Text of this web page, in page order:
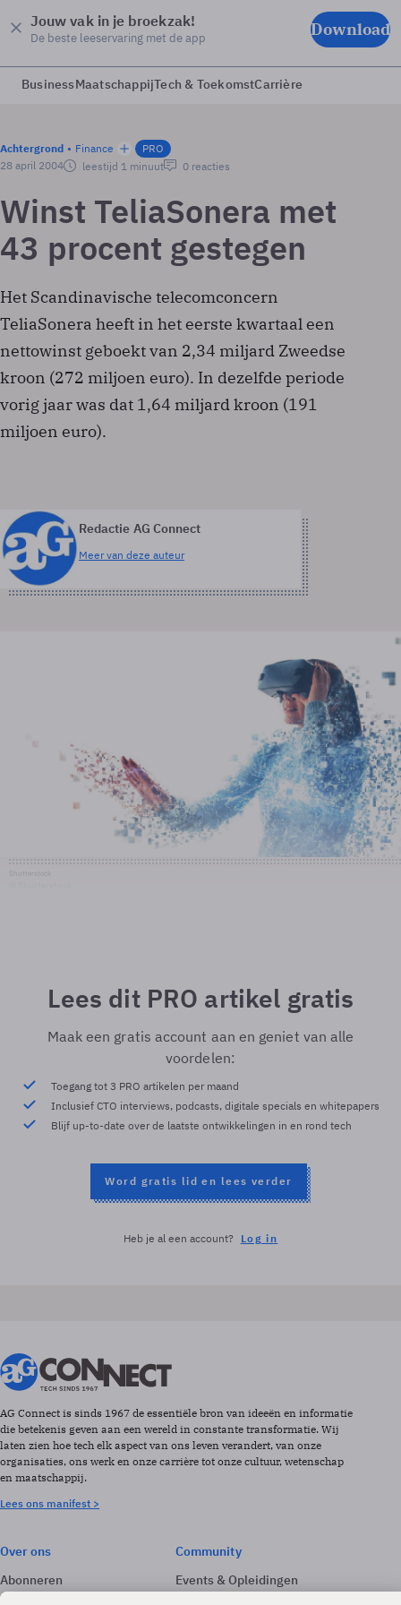
Jouw vak in je broekzak!
De beste leeservaring met de app Download
BusinessMaatschappijTech & ToekomstCarrière
Achtergrond Finance
PRO
28 april 2004
leestijd 1 minuut 0 reacties
Winst TeliaSonera met
43 procent gestegen
Het Scandinavische telecomconcern
TeliaSonera heeft in het eerste kwartaal een
nettowinst geboekt van 2,34 miljard Zweedse
kroon (272 miljoen euro). In dezelfde periode
vorig jaar was dat 1,64 miljard kroon (191
miljoen euro).
Redactie AG Connect
Meer van deze auteur
Lees dit PRO artikel gratis
Maak een gratis account aan en geniet van alle
voordelen:
Toegang tot 3 PRO artikelen per maand
Inclusief CTO interviews, podcasts, digitale specials en whitepapers
Blijf up-to-date over de laatste ontwikkelingen in en rond tech
Word gratis lid en lees verder
Heb je al een account? Log in
AG Connect is sinds 1967 de essentiële bron van ideeën en informatie
die betekenis geven aan een wereld in constante transformatie. Wij
laten zien hoe tech elk aspect van ons leven verandert, van onze
organisaties, ons werk en onze carrière tot onze cultuur, wetenschap
en maatschappij.
Lees ons manifest >
Over ons
Abonneren
Adverteren
Community
Events & Opleidingen